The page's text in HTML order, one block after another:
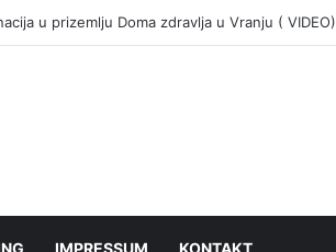
u prizemlju Doma zdravlja u Vranju ( VIDEO)
IMPRESSUM KONTAKT